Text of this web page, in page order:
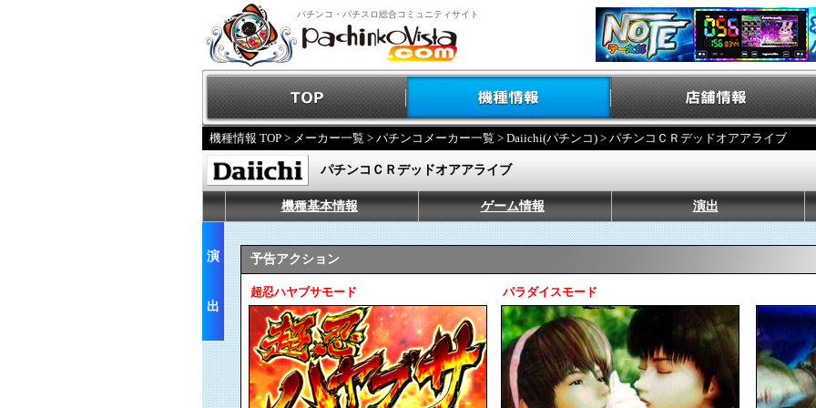
パチンコ・パチスロ総合コミュニティサイト
機種情報 TOP > メーカー一覧 > パチンコメーカー一覧 > Daiichi(パチンコ) > パチンコＣＲデッドオアアライブ
パチンコＣＲデッドオアアライブ
機種基本情報 ゲーム情報 演出
演
出
予告アクション
超忍ハヤブサモード パラダイスモード